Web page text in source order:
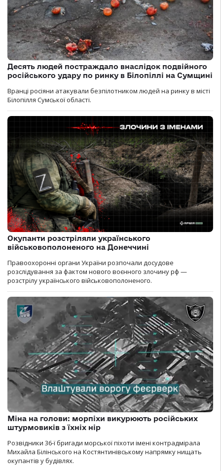
Десять людей постраждало внаслідок подвійного
російського удару по ринку в Білопіллі на Сумщині
Вранці росіяни атакували безпілотником людей на ринку в місті
Білопілля Сумської області.
Окупанти розстріляли українського
військовополоненого на Донеччині
Правоохоронні органи України розпочали досудове
розслідування за фактом нового воєнного злочину рф —
розстрілу українського військовополоненого.
Міна на голови: морпіхи викурюють російських
штурмовиків з їхніх нір
Розвідники 36-ї бригади морської піхоти імені контрадмірала
Михайла Білінського на Костянтинівському напрямку нищать
окупантів у будівлях.